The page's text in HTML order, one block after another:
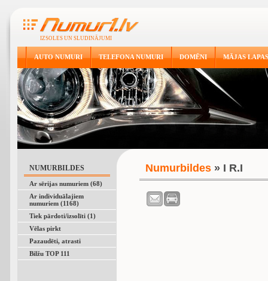
IZSOLES UN SLUDINĀJUMI
AUTO NUMURI TELEFONA NUMURI DOMĒNI MĀJAS LAPAS
NUMURBILDES
Ar sērijas numuriem (68)
Ar individuālajiem
numuriem (1168)
Tiek pārdoti/izsolīti (1)
Vēlas pirkt
Pazaudēti, atrasti
Bilžu TOP 111
Numurbildes» I R.I